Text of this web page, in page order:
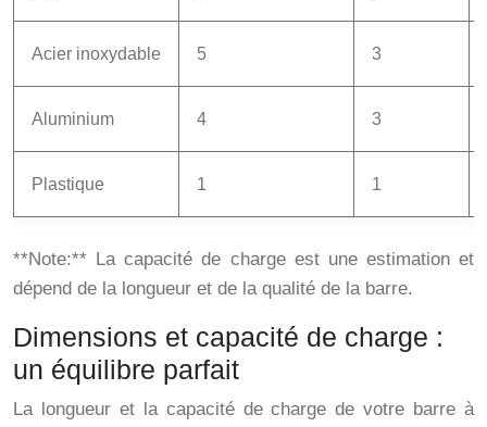
Acier inoxydable 5 3
Aluminium 4 3
Plastique 1 1
**Note:** La capacité de charge est une estimation et
dépend de la longueur et de la qualité de la barre.
Dimensions et capacité de charge :
un équilibre parfait
La longueur et la capacité de charge de votre barre à